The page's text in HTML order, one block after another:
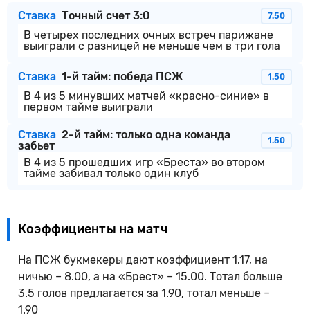
Ставка Точный счет 3:0 7.50
В четырех последних очных встреч парижане
выиграли с разницей не меньше чем в три гола
Ставка 1-й тайм: победа ПСЖ 1.50
В 4 из 5 минувших матчей «красно-синие» в
первом тайме выиграли
Ставка 2-й тайм: только одна команда
забьет
1.50
В 4 из 5 прошедших игр «Бреста» во втором
тайме забивал только один клуб
Коэффициенты на матч
На ПСЖ букмекеры дают коэффициент 1.17, на
ничью – 8.00, а на «Брест» – 15.00. Тотал больше
3.5 голов предлагается за 1.90, тотал меньше –
1.90